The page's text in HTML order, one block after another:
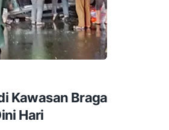
Kawasan Braga
Hari